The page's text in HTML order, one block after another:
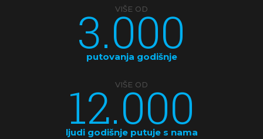
VIŠE OD
3.000
putovanja godišnje
VIŠE OD
12.000
ljudi godišnje putuje s nama